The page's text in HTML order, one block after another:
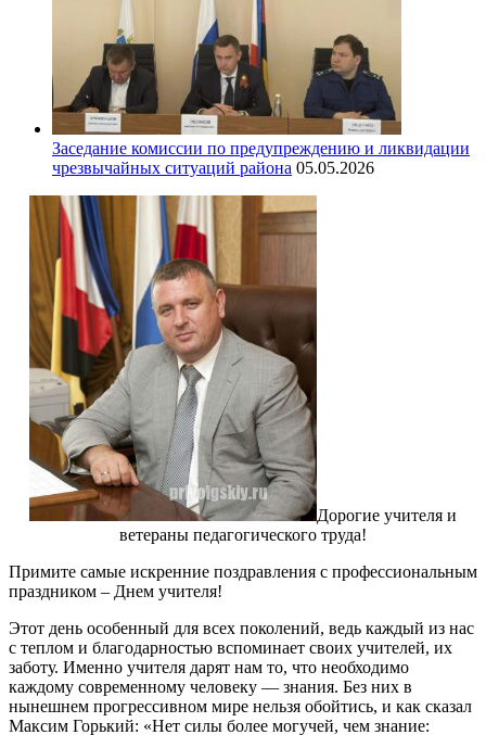
Заседание комиссии по предупреждению и ликвидации
чрезвычайных ситуаций района 05.05.2026
Дорогие учителя и
ветераны педагогического труда!
Примите самые искренние поздравления с профессиональным
праздником – Днем учителя!
Этот день особенный для всех поколений, ведь каждый из нас
с теплом и благодарностью вспоминает своих учителей, их
заботу. Именно учителя дарят нам то, что необходимо
каждому современному человеку — знания. Без них в
нынешнем прогрессивном мире нельзя обойтись, и как сказал
Максим Горький: «Нет силы более могучей, чем знание: